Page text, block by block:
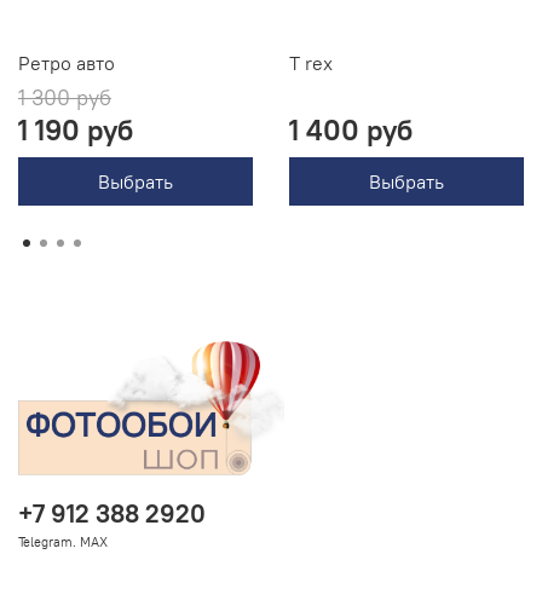
Ретро авто
1 300 руб
1 190 руб
Выбрать
T rex
1 400 руб
Выбрать
+7 912 388 2920
Telegram. MAX